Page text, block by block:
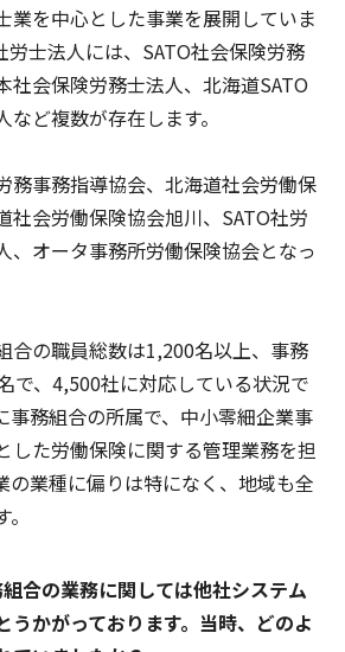
業を中心とした事業を展開していま
労士法人には、SATO社会保険労務
社会保険労務士法人、北海道SATO
ど複数が存在します。
務事務指導協会、北海道社会労働保
社会労働保険協会旭川、SATO社労
、オータ事務所労働保険協会となっ
合の職員総数は1,200名以上、事務
で、4,500社に対応している状況で
事務組合の所属で、中小零細企業事
した労働保険に関する管理業務を担
の業種に偏りは特になく、地域も全
合の業務に関しては他社システム
うかがっております。当時、どのよ